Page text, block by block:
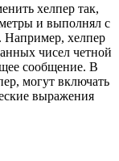
хелпер так,
и выполнял с
Например, хелпер
чисел четной
сообщение. В
могут включать
выражения